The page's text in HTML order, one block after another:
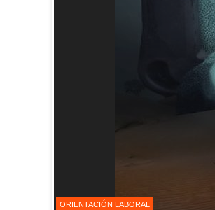
ORIENTACIÓN LABORAL